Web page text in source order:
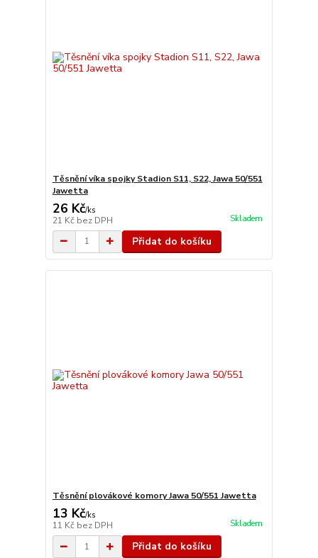
Těsnění víka spojky Stadion S11, S22, Jawa 50/551
Jawetta
26 Kč/ks
21 Kč bez DPH Skladem
Přidat do košíku
Těsnění plovákové komory Jawa 50/551 Jawetta
13 Kč/ks
11 Kč bez DPH Skladem
Přidat do košíku